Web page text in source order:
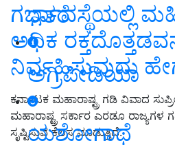
ಇತರೆ
ಅಗ್ರಿಪೀಡಿಯಾ
ಯಶೋಗಾಥೆ
ಗರ್ಭಾವಸ್ಥೆಯಲ್ಲಿ
ಅಧಿಕ
ನಿರ್ವಹಿಸುವುದು
ಕರ್ನಾಟಕ ಮಹಾರಾಷ್ಟ್ರ ಗಡಿ ವಿವಾದ
ಮಹಾರಾಷ್ಟ್ರ ಸರ್ಕಾರ ಎರಡೂ ರಾಜ್ಯಗಳ
ಸೃಷ್ಟಿಸುವ ಕೆಲಸ ಮಾಡುತ್ತಿದೆ.